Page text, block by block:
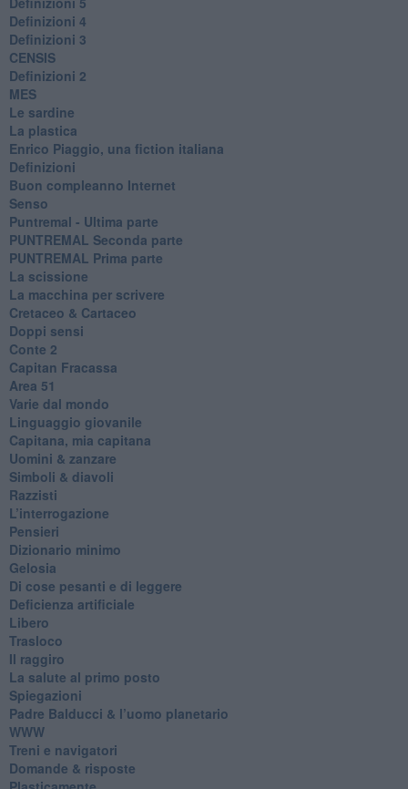
Definizioni 4
Definizioni 3
CENSIS
​Definizioni 2
MES
Le sardine
La plastica
​Enrico Piaggio, una fiction italiana
Definizioni
​Buon compleanno Internet
Senso
Puntremal - Ultima parte
PUNTREMAL Seconda parte
​PUNTREMAL Prima parte
La scissione
La macchina per scrivere
Cretaceo & Cartaceo
Doppi sensi
​Conte 2
​Capitan Fracassa
​Area 51
Varie dal mondo
​Linguaggio giovanile
​Capitana, mia capitana
Uomini & zanzare
​Simboli & diavoli
Razzisti
​L’interrogazione
Pensieri
​Dizionario minimo
Gelosia
Di cose pesanti e di leggere
​Deficienza artificiale
Libero
Trasloco
Il raggiro
​La salute al primo posto
Spiegazioni
Padre Balducci & l’uomo planetario
WWW
​Treni e navigatori
​Domande & risposte